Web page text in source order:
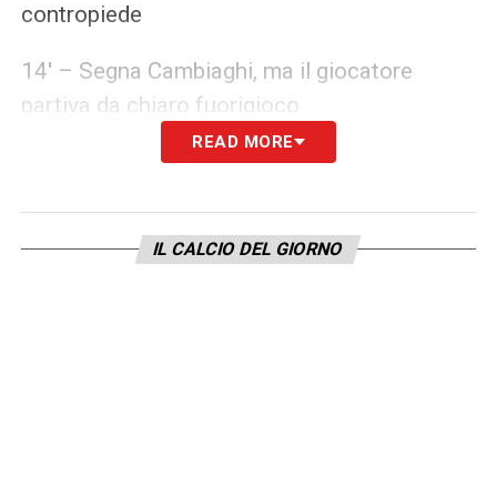
contropiede
14′ – Segna Cambiaghi, ma il giocatore
partiva da chiaro fuorigioco
18′ – Ammonito anche Tomori per un brutto
24′ – Milan a un passo dal vantaggio: palo di
READ MORE
IL CALCIO DEL GIORNO